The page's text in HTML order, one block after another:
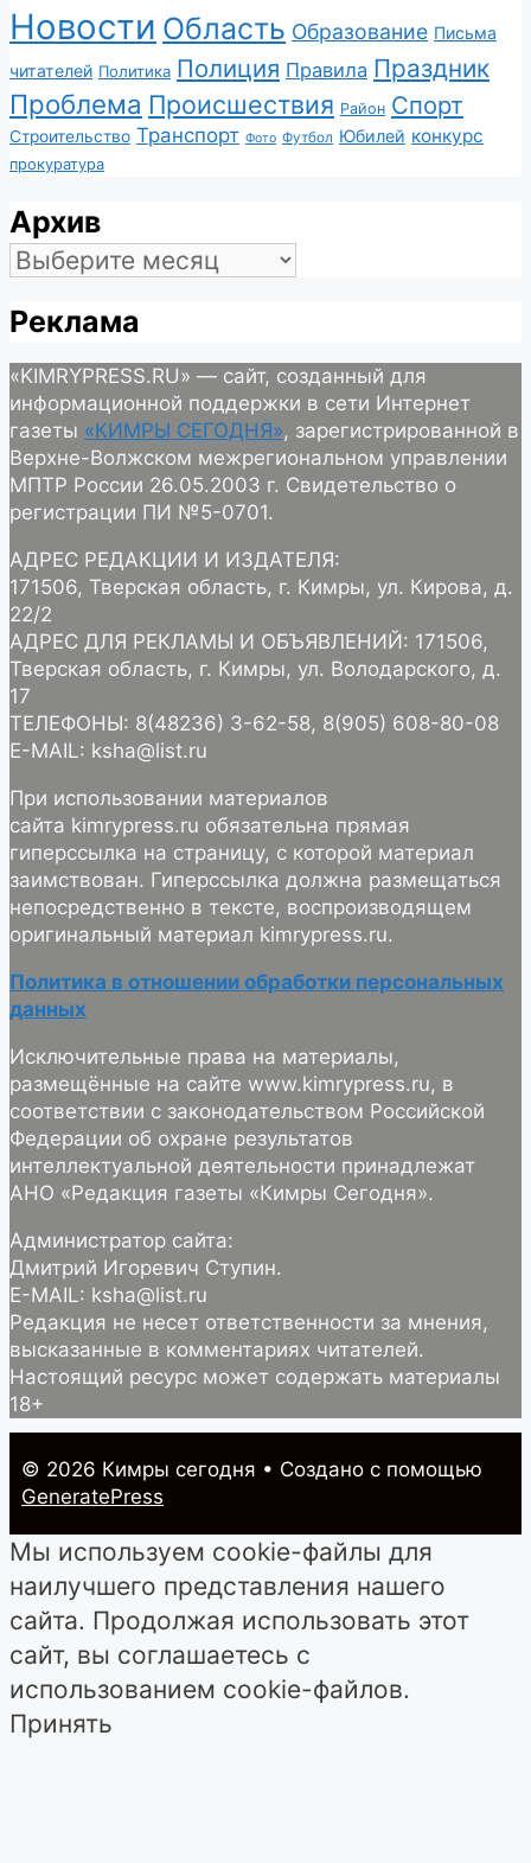
Новости Область Образование Письма
читателей Политика Полиция Правила Праздник
Проблема Происшествия Район Спорт
Строительство Транспорт Фото Футбол Юбилей конкурс
прокуратура
Архив
Архив
Реклама
«KIMRYPRESS.RU» — сайт, созданный для
информационной поддержки в сети Интернет
газеты «КИМРЫ СЕГОДНЯ», зарегистрированной в
Верхне-Волжском межрегиональном управлении
МПТР России 26.05.2003 г. Свидетельство о
регистрации ПИ №5-0701.
АДРЕС РЕДАКЦИИ И ИЗДАТЕЛЯ:
171506, Тверская область, г. Кимры, ул. Кирова, д.
22/2
АДРЕС ДЛЯ РЕКЛАМЫ И ОБЪЯВЛЕНИЙ: 171506,
Тверская область, г. Кимры, ул. Володарского, д.
17
ТЕЛЕФОНЫ: 8(48236) 3-62-58, 8(905) 608-80-08
E-MAIL: ksha@list.ru
При использовании материалов
сайта kimrypress.ru обязательна прямая
гиперссылка на страницу, с которой материал
заимствован. Гиперссылка должна размещаться
непосредственно в тексте, воспроизводящем
оригинальный материал kimrypress.ru.
Политика в отношении обработки персональных
данных
Исключительные права на материалы,
размещённые на сайте www.kimrypress.ru, в
соответствии с законодательством Российской
Федерации об охране результатов
интеллектуальной деятельности принадлежат
АНО «Редакция газеты «Кимры Сегодня».
Администратор сайта:
Дмитрий Игоревич Ступин.
E-MAIL: ksha@list.ru
Редакция не несет ответственности за мнения,
высказанные в комментариях читателей.
Настоящий ресурс может содержать материалы
18+
© 2026 Кимры cегодня • Создано с помощью
GeneratePress
Мы используем cookie-файлы для
наилучшего представления нашего
сайта. Продолжая использовать этот
сайт, вы соглашаетесь с
использованием cookie-файлов.
Принять